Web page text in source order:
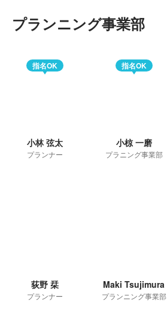
プランニング事業部
指名OK
小林 弦太
プランナー
指名OK
小椋 一磨
プラニング事業部
荻野 栞
プランナー
Maki Tsujimura
プランニング事業部